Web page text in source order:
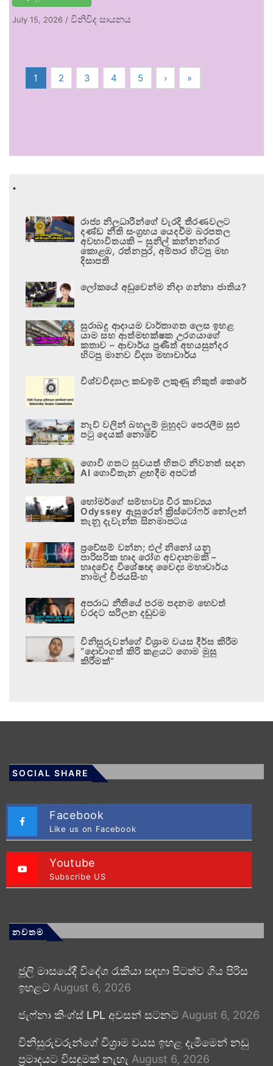
July 15, 2026 / විනිවිද සායනය
1 2 3 4 5 › »
.
රාජ්‍ය නිලධාරීන්ගේ වැරදි තීරණවලට
දණ්ඩ නීති සංග්‍රහය යෙදවීම බරපතල
අවභාවිතයකි – සුනිල් කන්නන්ගර
කොළඹ, රත්නපුර, අම්පාර හිටපු මහ
දිසාපති
ලෝකයේ අඩුවෙන්ම නිදා ගන්නා ජාතිය?
සුරාබදු ආදායම වාර්තාගත ලෙස ඉහළ
යාම සහ ආත්මභක්ෂක උරගයාගේ
කතාව – ආචාර්ය ප්‍රණීත් අභයසුන්දර
හිටපු මානව විද්‍යා මහාචාර්ය
විශ්වවිද්‍යාල කඩඉම් ලකුණු නිකුත් කෙරේ
නැව් වලින් බහලුම් මුහුදට පෙරලීම සුළු
පටු දෙයක් නොවේ
ගොවි ගතට සුවයත් හිතට නිවනත් සදන
AI ගොවිතැන ළඟදීම අපටත්
හෝමර්ගේ සම්භාව්‍ය වීර කාව්‍යය
Odyssey ඇසුරෙන් ක්‍රිස්ටෝෆර් නෝලන්
තැනූ දැවැන්ත සිනමාපටය
ප්‍රවේසම් වන්න; එල් නිනෝ යනු
පාරිසරික හෘද රෝග අවදානමකි –
හෘදවේද විශේෂඥ වෛද්‍ය මහාචාර්ය
නාමල් විජයසිංහ
අපරාධ නීතියේ පරම පදනම හෙවත්
වරදට සරිලන දඬුවම
විනිසුරුවන්ගේ විශ්‍රාම වයස දීර්ඝ කිරීම
“දොවාගත් කිරි කළයට ගොම මුසු
කිරීමක්”
SOCIAL SHARE
Facebook
Like us on Facebook
Youtube
Subscribe US
නවතම
ජූලි මාසයේදී විදේශ රැකියා සඳහා පිටත්ව ගිය පිරිස
ඉහළට August 6, 2026
ජැෆ්නා කිංග්ස් LPL අවසන් සටනට August 6, 2026
විනිසුරුවරුන්ගේ විශ්‍රාම වයස ඉහළ දැමීමෙන් නඩු
ප්‍රමාදයට විසඳුමක් නැහැ August 6, 2026